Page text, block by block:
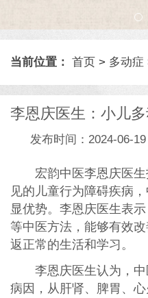
当前位置： 首页 > 多动症
李恩庆医生：小儿
发布时间：2024-06-19
宏韵中医李恩庆医
见的儿童行为障碍疾病
显优势。李恩庆医生表
等中医方法，能够有效
返正常的生活和学习。
李恩庆医生认为，
病因，从肝肾、脾胃、